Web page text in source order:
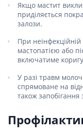
Якщо мастит
приділяється
залози.
При
мастопатією або
включатиме
У разі травм
спрямоване на
також